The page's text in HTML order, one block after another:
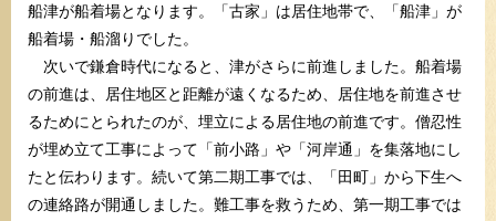
船津が船着場となります。「古家」は居住地帯で、「船津」が
船着場・船溜りでした。
次いで鎌倉時代になると、津がさらに前進しました。船着場
の前進は、居住地区と距離が遠くなるため、居住地を前進させ
るためにとられたのが、埋立による居住地の前進です。僧忍性
が埋め立て工事によって「前小路」や「河岸通」を集落地にし
たと伝わります。続いて第二期工事では、「田町」から下生へ
の連絡路が開通しました。難工事を救うため、第一期工事では